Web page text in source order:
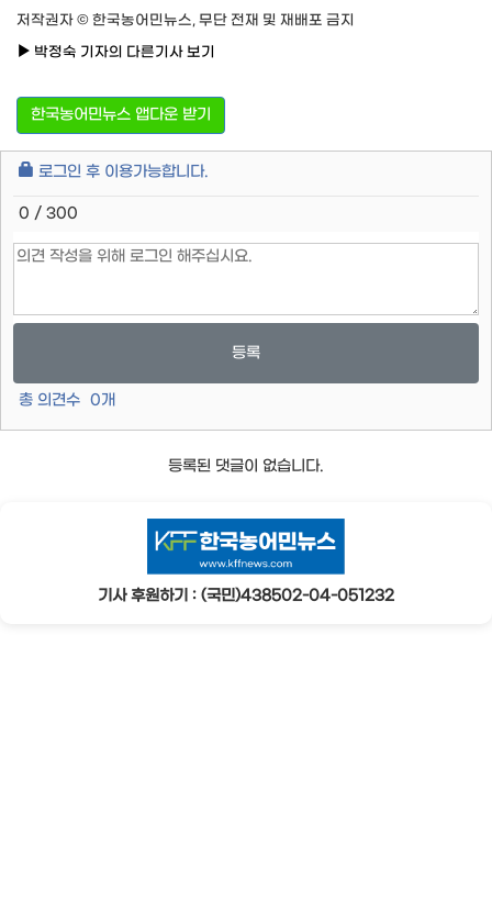
저작권자 © 한국농어민뉴스, 무단 전재 및 재배포 금지
박정숙 기자의 다른기사 보기
한국농어민뉴스 앱다운 받기
로그인 후 이용가능합니다.
0 / 300
등록
총 의견수 0개
등록된 댓글이 없습니다.
기사 후원하기 : (국민)438502-04-051232